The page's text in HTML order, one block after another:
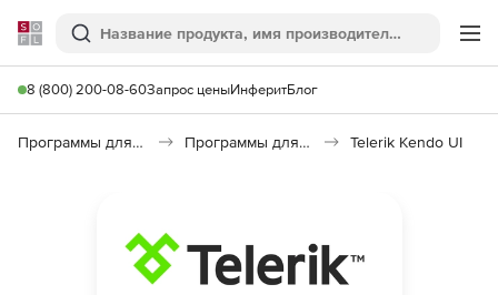
Softline
Поиск
8 (800) 200-08-60Запрос ценыИнферитБлог
Программы для программирования Программы для разработки ПО Telerik Kendo UI